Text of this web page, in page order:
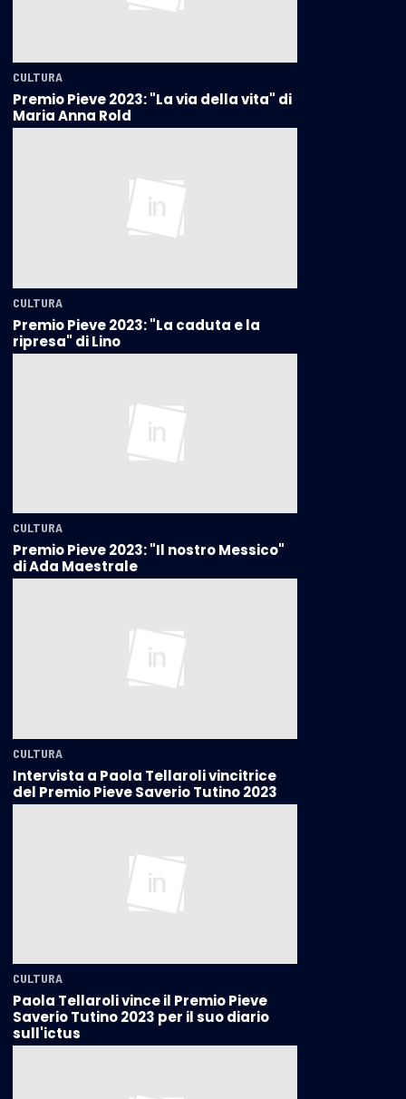
CULTURA
Premio Pieve 2023: "La via della vita" di
Maria Anna Rold
CULTURA
Premio Pieve 2023: "La caduta e la
ripresa" di Lino
CULTURA
Premio Pieve 2023: "Il nostro Messico"
di Ada Maestrale
CULTURA
Intervista a Paola Tellaroli vincitrice
del Premio Pieve Saverio Tutino 2023
CULTURA
Paola Tellaroli vince il Premio Pieve
Saverio Tutino 2023 per il suo diario
sull'ictus